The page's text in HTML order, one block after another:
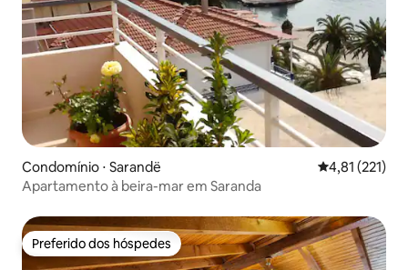
Condomínio ⋅ Sarandë 4,81 de uma
4,81 (221)
Apartamento à beira-mar em Saranda
Preferido dos hóspedes
Preferido dos hóspedes